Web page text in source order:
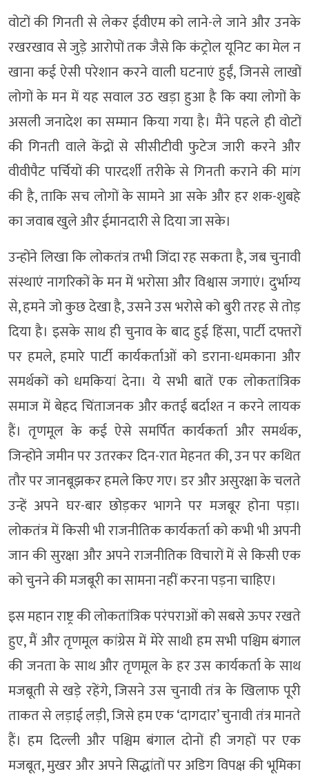
वोटों की गिनती से लेकर ईवीएम को लाने-ले जाने और उनके
रखरखाव से जुड़े आरोपों तक जैसे कि कंट्रोल यूनिट का मेल न
खाना कई ऐसी परेशान करने वाली घटनाएं हुईं, जिनसे लाखों
लोगों के मन में यह सवाल उठ खड़ा हुआ है कि क्या लोगों के
असली जनादेश का सम्मान किया गया है। मैंने पहले ही वोटों
की गिनती वाले केंद्रों से सीसीटीवी फुटेज जारी करने और
वीवीपैट पर्चियों की पारदर्शी तरीके से गिनती कराने की मांग
की है, ताकि सच लोगों के सामने आ सके और हर शक-शुबहे
का जवाब खुले और ईमानदारी से दिया जा सके।
उन्होंने लिखा कि लोकतंत्र तभी जिंदा रह सकता है, जब चुनावी
संस्थाएं नागरिकों के मन में भरोसा और विश्वास जगाएं। दुर्भाग्य
से, हमने जो कुछ देखा है, उसने उस भरोसे को बुरी तरह से तोड़
दिया है। इसके साथ ही चुनाव के बाद हुई हिंसा, पार्टी दफ्तरों
पर हमले, हमारे पार्टी कार्यकर्ताओं को डराना-धमकाना और
समर्थकों को धमकियां देना। ये सभी बातें एक लोकतांत्रिक
समाज में बेहद चिंताजनक और कतई बर्दाश्त न करने लायक
हैं। तृणमूल के कई ऐसे समर्पित कार्यकर्ता और समर्थक,
जिन्होंने जमीन पर उतरकर दिन-रात मेहनत की, उन पर कथित
तौर पर जानबूझकर हमले किए गए। डर और असुरक्षा के चलते
उन्हें अपने घर-बार छोड़कर भागने पर मजबूर होना पड़ा।
लोकतंत्र में किसी भी राजनीतिक कार्यकर्ता को कभी भी अपनी
जान की सुरक्षा और अपने राजनीतिक विचारों में से किसी एक
को चुनने की मजबूरी का सामना नहीं करना पड़ना चाहिए।
इस महान राष्ट्र की लोकतांत्रिक परंपराओं को सबसे ऊपर रखते
हुए, मैं और तृणमूल कांग्रेस में मेरे साथी हम सभी पश्चिम बंगाल
की जनता के साथ और तृणमूल के हर उस कार्यकर्ता के साथ
मजबूती से खड़े रहेंगे, जिसने उस चुनावी तंत्र के खिलाफ पूरी
ताकत से लड़ाई लड़ी, जिसे हम एक ‘दागदार’ चुनावी तंत्र मानते
हैं। हम दिल्ली और पश्चिम बंगाल दोनों ही जगहों पर एक
मजबूत, मुखर और अपने सिद्धांतों पर अडिग विपक्ष की भूमिका